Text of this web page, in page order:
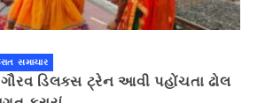
સમાચાર
ડિલક્સ ટ્રેન આવી પહોંચતા ઢોલ